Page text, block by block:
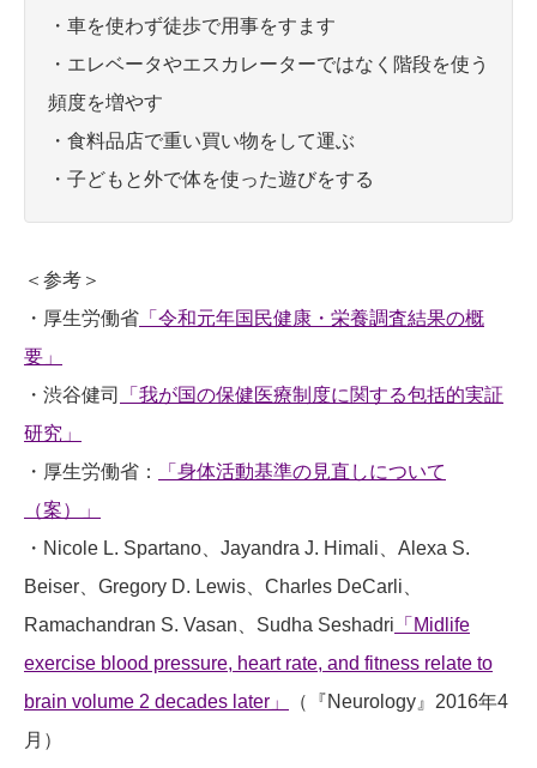
・車を使わず徒歩で用事をすます
・エレベータやエスカレーターではなく階段を使う
頻度を増やす
・食料品店で重い買い物をして運ぶ
・子どもと外で体を使った遊びをする
＜参考＞
・厚生労働省 「令和元年国民健康・栄養調査結果の概
要」
・渋谷健司
「我が国の保健医療制度に関する包括的実証
研究」
・厚生労働省：
「身体活動基準の見直しについて
（案）」
・Nicole L. Spartano、Jayandra J. Himali、Alexa S.
Beiser、Gregory D. Lewis、Charles DeCarli、
Ramachandran S. Vasan、Sudha Seshadri 「Midlife
exercise blood pressure, heart rate, and fitness relate to
brain volume 2 decades later」
（『Neurology』2016年4
月）